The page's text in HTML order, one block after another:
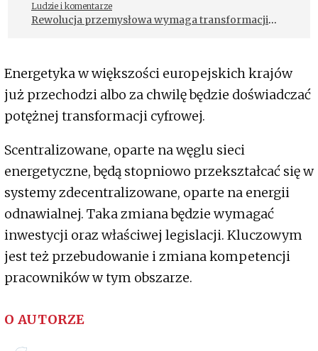
Ludzie i komentarze
Rewolucja przemysłowa wymaga transformacji
Energetyka w większości europejskich krajów
już przechodzi albo za chwilę będzie doświadczać
potężnej transformacji cyfrowej.
Scentralizowane, oparte na węglu sieci
energetyczne, będą stopniowo przekształcać się w
systemy zdecentralizowane, oparte na energii
odnawialnej. Taka zmiana będzie wymagać
inwestycji oraz właściwej legislacji. Kluczowym
jest też przebudowanie i zmiana kompetencji
pracowników w tym obszarze.
O AUTORZE